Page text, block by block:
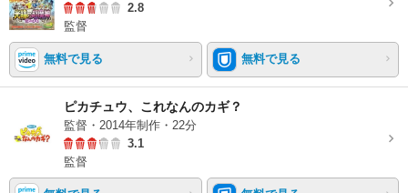
2.8
監督
無料で見る 無料で見る
ピカチュウ、これなんのカギ？
監督・2014年制作・22分
3.1
監督